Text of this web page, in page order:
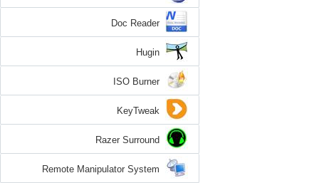
Doc Reader
Hugin
ISO Burner
KeyTweak
Razer Surround
Remote Manipulator System